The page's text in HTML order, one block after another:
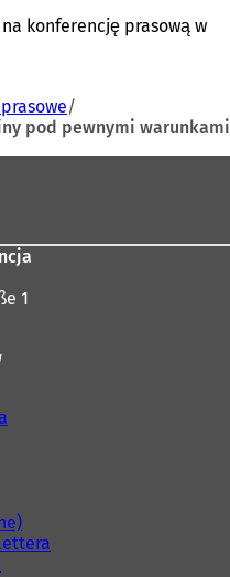
konferencję prasową w
pod pewnymi warunkami
1